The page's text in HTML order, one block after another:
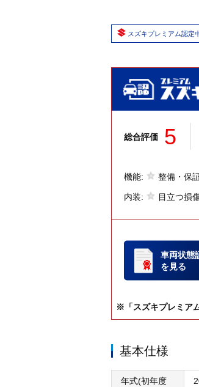
スズキプレミアム認定
総合評価 5
機能: 整備・保
内装: 目立つ損
車両状態
を見る
※「スズキプレミア
基本仕様
年式(初年度